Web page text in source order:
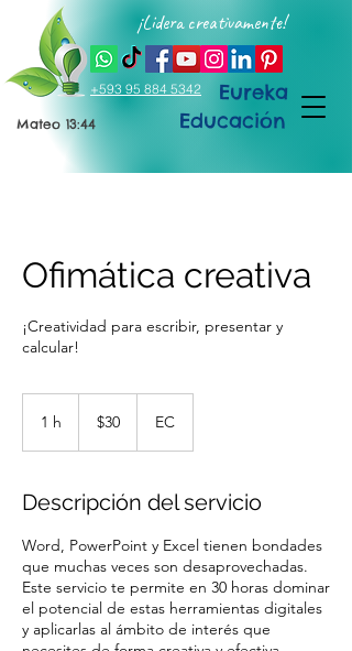
Eureka
Educación
Mateo 13:44
¡Lidera creativamente!
+593 95 884 5342
Ofimática creativa
¡Creatividad para escribir, presentar y
calcular!
1 h
estadounidenses
$30 EC
Descripción del servicio
Word, PowerPoint y Excel tienen bondades
que muchas veces son desaprovechadas.
Este servicio te permite en 30 horas dominar
el potencial de estas herramientas digitales
y aplicarlas al ámbito de interés que